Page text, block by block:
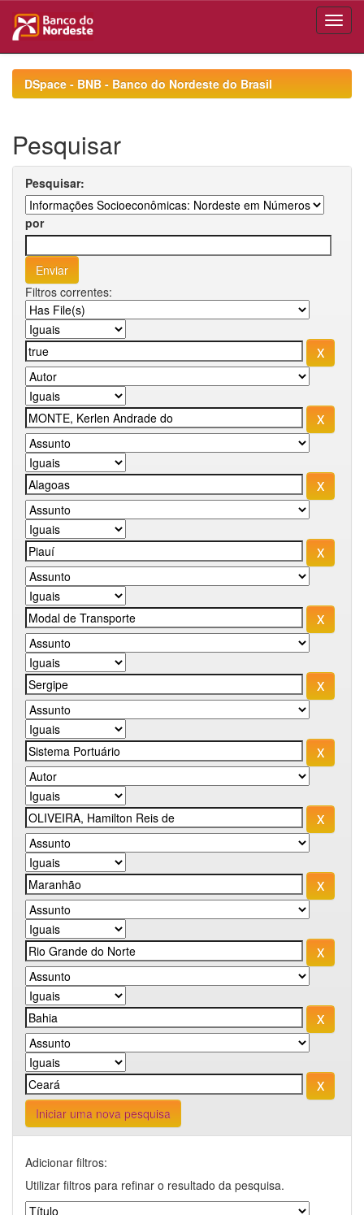
navigationDSpace - BNB - Banco do Nordeste do Brasil
Pesquisar
Pesquisar:
por
Filtros correntes:
Iniciar uma nova pesquisa
Adicionar filtros:
Utilizar filtros para refinar o resultado da pesquisa.